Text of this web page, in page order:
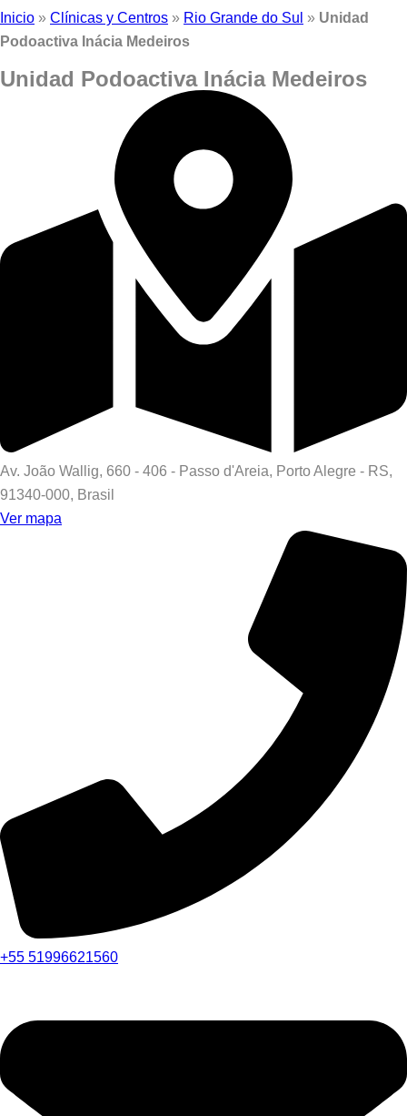
Inicio » Clínicas y Centros » Rio Grande do Sul » Unidad
Podoactiva Inácia Medeiros
Unidad Podoactiva Inácia Medeiros
Av. João Wallig, 660 - 406 - Passo d'Areia, Porto Alegre - RS,
91340-000, Brasil
Ver mapa
+55 51996621560